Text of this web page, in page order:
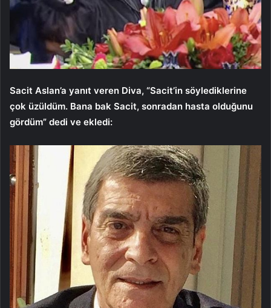
Sacit Aslan’a yanıt veren Diva, “Sacit’in söylediklerine
çok üzüldüm. Bana bak Sacit, sonradan hasta olduğunu
gördüm” dedi ve ekledi: